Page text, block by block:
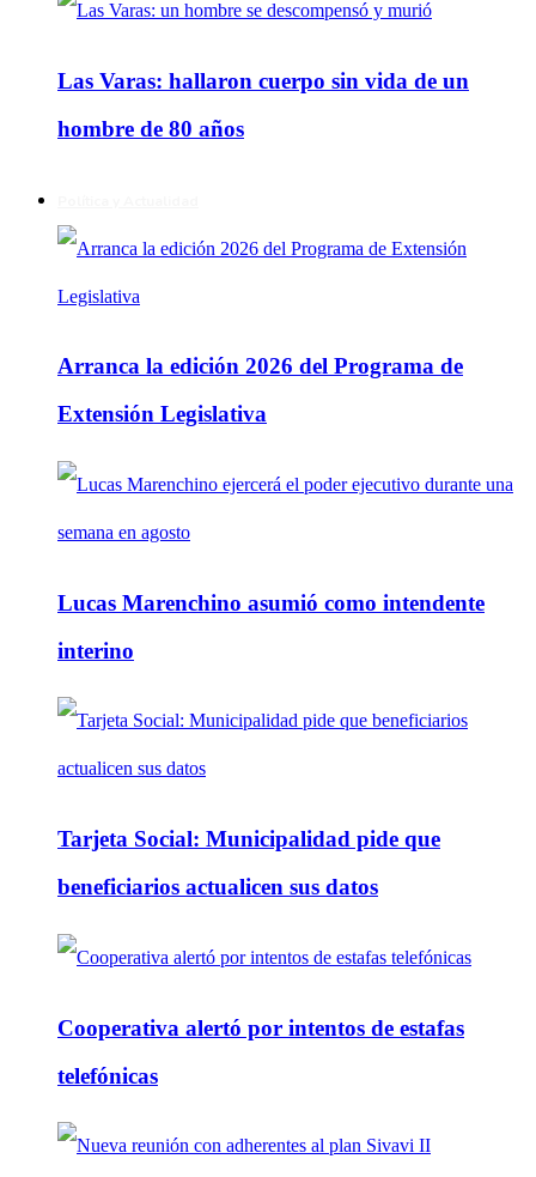
Las Varas: hallaron cuerpo sin vida de un
hombre de 80 años
Arranca la edición 2026 del Programa de
Extensión Legislativa
Lucas Marenchino asumió como intendente
interino
Tarjeta Social: Municipalidad pide que
beneficiarios actualicen sus datos
Cooperativa alertó por intentos de estafas
telefónicas